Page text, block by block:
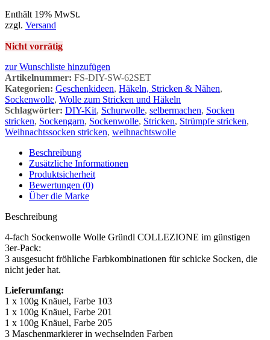
Enthält 19% MwSt.
zzgl. Versand
Nicht vorrätig
zur Wunschliste hinzufügen
Artikelnummer: FS-DIY-SW-62SET
Kategorien: Geschenkideen, Häkeln, Stricken & Nähen,
Sockenwolle, Wolle zum Stricken und Häkeln
Schlagwörter: DIY-Kit, Schurwolle, selbermachen, Socken
stricken, Sockengarn, Sockenwolle, Stricken, Strümpfe stricken,
Weihnachtssocken stricken, weihnachtswolle
Beschreibung
Zusätzliche Informationen
Produktsicherheit
Bewertungen (0)
Über die Marke
Beschreibung
4-fach Sockenwolle Wolle Gründl COLLEZIONE im günstigen
3er-Pack:
3 ausgesucht fröhliche Farbkombinationen für schicke Socken, die
nicht jeder hat.
Lieferumfang:
1 x 100g Knäuel, Farbe 103
1 x 100g Knäuel, Farbe 201
1 x 100g Knäuel, Farbe 205
3 Maschenmarkierer in wechselnden Farben